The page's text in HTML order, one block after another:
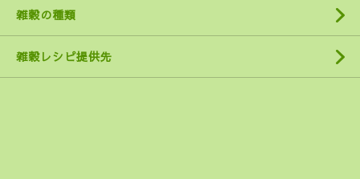
雑穀の種類
雑穀レシピ提供先